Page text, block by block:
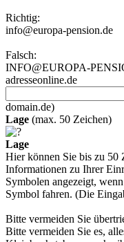
Richtig:
info@europa-pension.de
Falsch:
INFO@EUROPA-
adresseonline.de
domain.de)
Lage (max. 50 Zeichen)
Lage
Hier können Sie bis zu 50
Informationen zu Ihrer
Symbolen angezeigt,
Symbol fahren. (Die
Bitte vermeiden Sie
Bitte vermeiden Sie es,